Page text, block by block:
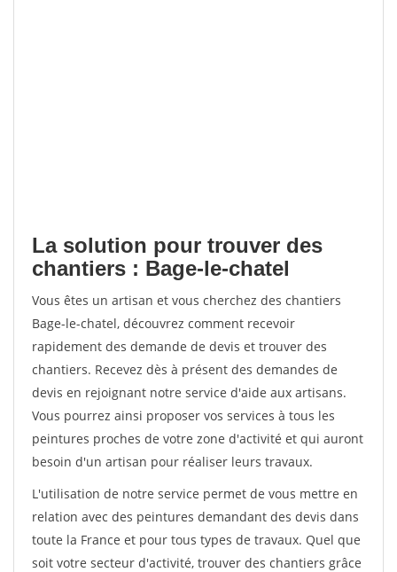
La solution pour trouver des
chantiers : Bage-le-chatel
Vous êtes un artisan et vous cherchez des chantiers
Bage-le-chatel, découvrez comment recevoir
rapidement des demande de devis et trouver des
chantiers. Recevez dès à présent des demandes de
devis en rejoignant notre service d'aide aux artisans.
Vous pourrez ainsi proposer vos services à tous les
peintures proches de votre zone d'activité et qui auront
besoin d'un artisan pour réaliser leurs travaux.
L'utilisation de notre service permet de vous mettre en
relation avec des peintures demandant des devis dans
toute la France et pour tous types de travaux. Quel que
soit votre secteur d'activité, trouver des chantiers grâce